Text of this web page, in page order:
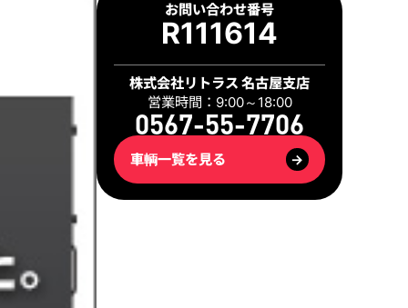
お問い合わせ番号
R111614
株式会社リトラス 名古屋支店
営業時間：9:00～18:00
0567-55-7706
車輌一覧を見る →